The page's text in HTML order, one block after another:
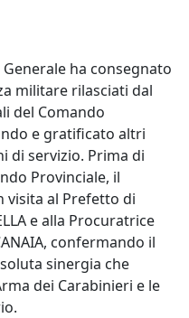
ha consegnato
militare rilasciati dal
del Comando
e gratificato altri
di servizio. Prima di
Provinciale, il
visita al Prefetto di
e alla Procuratrice
confermando il
sinergia che
dei Carabinieri e le